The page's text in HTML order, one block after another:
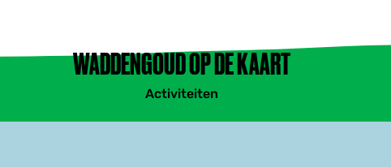
WADDENGOUD OP DE KAART
Activiteiten